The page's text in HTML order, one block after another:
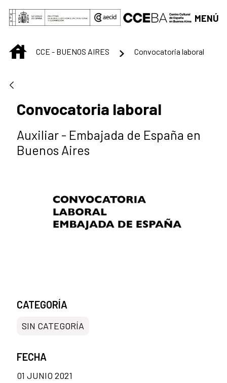
Saltar al contenido principal
MENÚ
INICIOCCE - BUENOS AIRES Convocatoria laboral
Convocatoria laboral
Auxiliar - Embajada de España en
Buenos Aires
CATEGORÍA
SIN CATEGORÍA
FECHA
01 JUNIO 2021